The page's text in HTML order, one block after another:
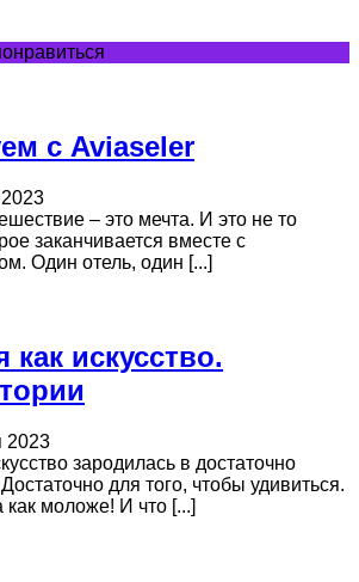
с Aviaseler
– это мечта. И это не то
заканчивается вместе с
Один отель, один [...]
искусство.
2023
зародилась в достаточно
для того, чтобы удивиться.
как моложе! И что [...]